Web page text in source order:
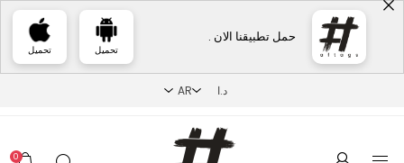
حمل تطبيقنا الان .
تحميل تحميل
0